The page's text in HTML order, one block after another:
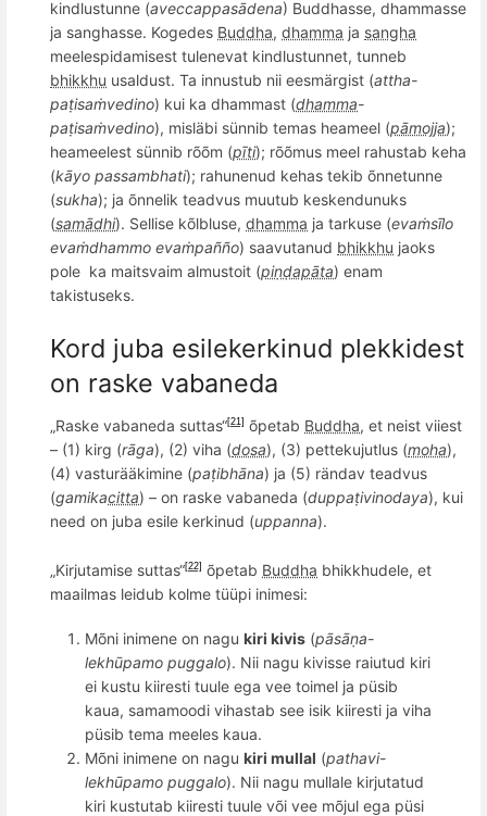
kindlustunne (aveccappasādena) Buddhasse, dhammasse
ja sanghasse. Kogedes Buddha, dhamma ja sangha
meelespidamisest tulenevat kindlustunnet, tunneb
bhikkhu usaldust. Ta innustub nii eesmärgist (attha-
paṭisaṁvedino) kui ka dhammast (dhamma-
paṭisaṁvedino), misläbi sünnib temas heameel (pāmojja);
heameelest sünnib rõõm (pīti); rõõmus meel rahustab keha
(kāyo passambhati); rahunenud kehas tekib õnnetunne
(sukha); ja õnnelik teadvus muutub keskendunuks
(samādhi). Sellise kõlbluse, dhamma ja tarkuse (evaṁsīlo
evaṁdhammo evaṁpañño) saavutanud bhikkhu jaoks
pole ka maitsvaim almustoit (piṇḍapāta) enam
takistuseks.
Kord juba esilekerkinud plekkidest
on raske vabaneda
„Raske vabaneda suttas“[21] õpetab Buddha, et neist viiest
– (1) kirg (rāga), (2) viha (dosa), (3) pettekujutlus (moha),
(4) vasturääkimine (paṭibhāna) ja (5) rändav teadvus
(gamikacitta) – on raske vabaneda (duppaṭivinodaya), kui
need on juba esile kerkinud (uppanna).
„Kirjutamise suttas“[22] õpetab Buddha bhikkhudele, et
maailmas leidub kolme tüüpi inimesi:
Mõni inimene on nagu kiri kivis (pāsāṇa-
lekhūpamo puggalo). Nii nagu kivisse raiutud kiri
ei kustu kiiresti tuule ega vee toimel ja püsib
kaua, samamoodi vihastab see isik kiiresti ja viha
püsib tema meeles kaua.
Mõni inimene on nagu kiri mullal (pathavi-
lekhūpamo puggalo). Nii nagu mullale kirjutatud
kiri kustutab kiiresti tuule või vee mõjul ega püsi